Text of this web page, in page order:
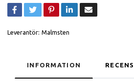
Leverantör: Malmsten
INFORMATION